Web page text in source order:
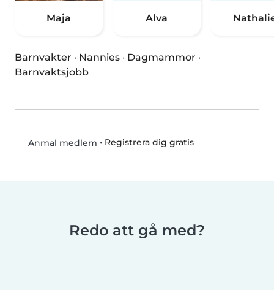
Maja Alva
Barnvakter · Nannies · Dagmammor ·
Barnvaktsjobb
Anmäl medlem • Registrera dig gratis
Redo att gå med?